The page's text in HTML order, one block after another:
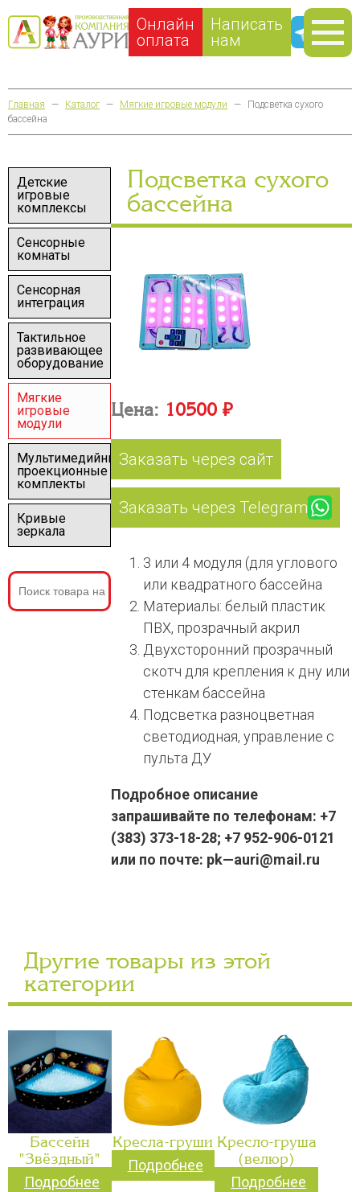
Онлайн
оплата
Написать
нам
Главная — Каталог — Мягкие игровые модули —
Подсветка сухого
бассейна
Детские
игровые
комплексы
Сенсорные
комнаты
Сенсорная
интеграция
Тактильное
развивающее
оборудование
Мягкие
игровые
модули
Мультимедийные
проекционные
комплекты
Кривые
зеркала
Подсветка сухого
бассейна
Цена: 10500 ₽
Заказать через сайт
Заказать через Telegram
3 или 4 модуля (для углового
или квадратного бассейна
Материалы: белый пластик
ПВХ, прозрачный акрил
Двухсторонний прозрачный
скотч для крепления к дну или
стенкам бассейна
Подсветка разноцветная
светодиодная, управление с
пульта ДУ
Подробное описание
запрашивайте по телефонам: +7
(383) 373-18-28; +7 952-906-0121
или по почте: pk—auri@mail.ru
Другие товары из этой
категории
Бассейн
"Звёздный"
Подробнее
Кресла-груши
Подробнее
Кресло-груша
(велюр)
Подробнее